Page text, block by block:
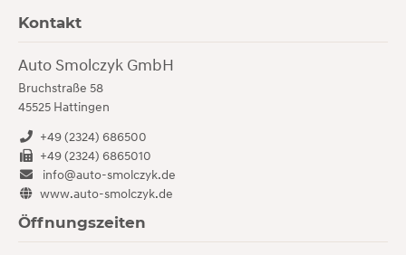
Kontakt
Auto Smolczyk GmbH
Bruchstraße 58
45525 Hattingen
+49 (2324) 686500
+49 (2324) 6865010
info@auto-smolczyk.de
www.auto-smolczyk.de
Öffnungszeiten